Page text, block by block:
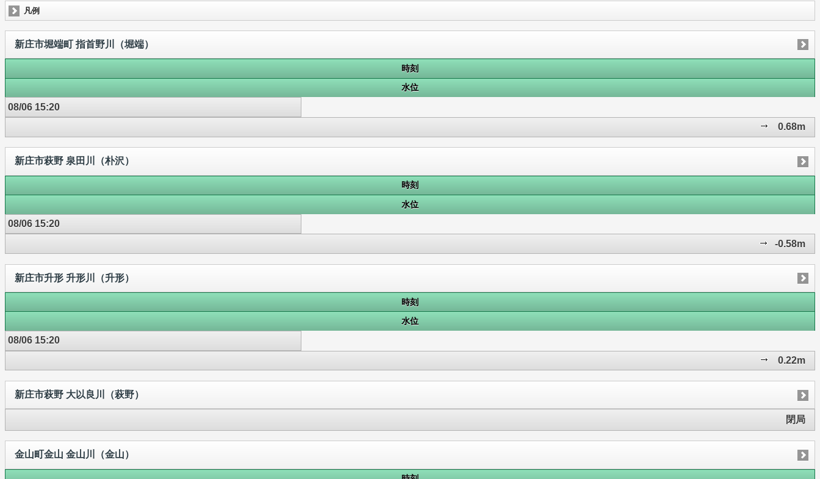
凡例
新庄市堀端町 指首野川（堀端）
時刻
水位
08/06 15:20
0.68m
新庄市萩野 泉田川（朴沢）
時刻
水位
08/06 15:20
-0.58m
新庄市升形 升形川（升形）
時刻
水位
08/06 15:20
0.22m
新庄市萩野 大以良川（萩野）
閉局
金山町金山 金山川（金山）